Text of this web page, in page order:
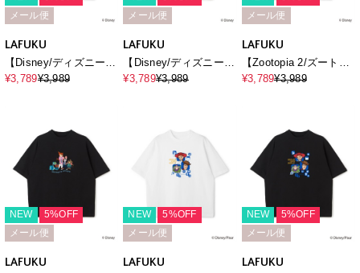
メール便
LAFUKU
【Disney/ディズニー】
ミッキーマウス＆ミニ
¥3,789¥3,989
メール便
LAFUKU
【Disney/ディズニー】
ミッキーマウス＆ミニ
¥3,789¥3,989
メール便
LAFUKU
【Zootopia 2/ズートピ
ア2】キャラクタープリ
¥3,789¥3,989
NEW
5%OFF
メール便
LAFUKU
NEW
5%OFF
メール便
LAFUKU
NEW
5%OFF
メール便
LAFUKU